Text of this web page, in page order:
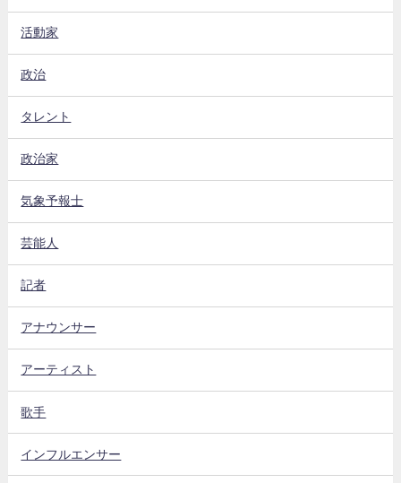
活動家
政治
タレント
政治家
気象予報士
芸能人
記者
アナウンサー
アーティスト
歌手
インフルエンサー